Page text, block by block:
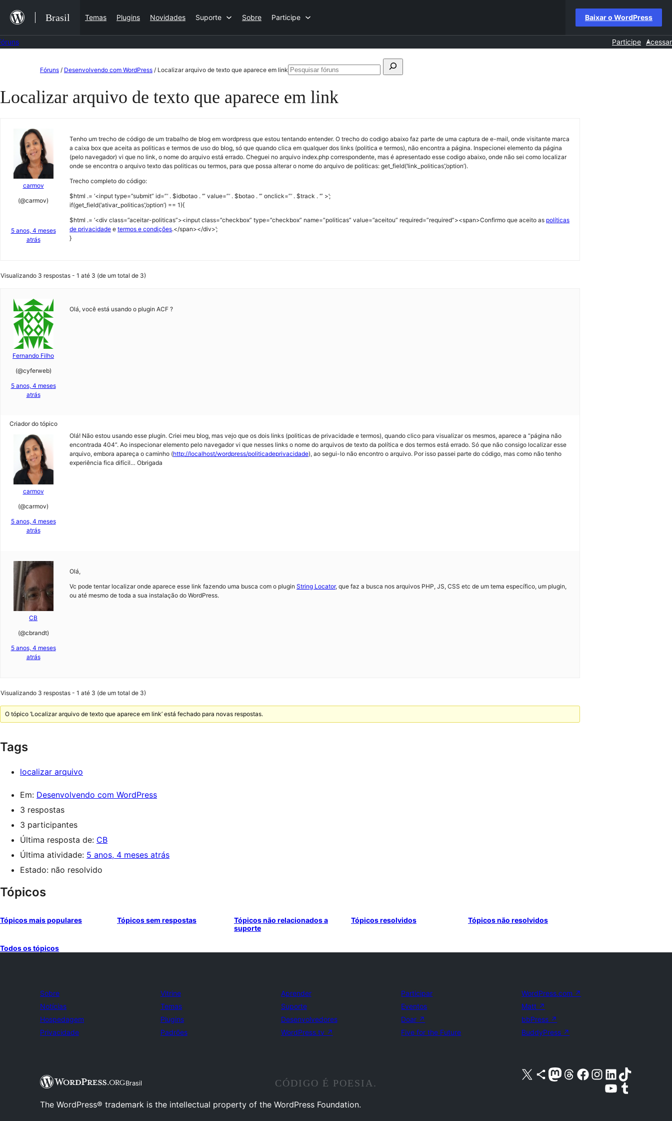
para
o
Brasil Temas Plugins Novidades Suporte Sobre Participe Baixar o WordPress
Participe Acessar
Fóruns / Desenvolvendo com WordPress / Localizar arquivo de texto que aparece em linkPesquisar
Pesquisar
Localizar arquivo de texto que aparece em link
carmov
(@carmov)
5 anos, 4 meses
atrás
Tenho um trecho de código de um trabalho de blog em wordpress que estou tentando entender. O trecho do codigo abaixo faz parte de uma captura de e-mail, onde visitante marca
a caixa box que aceita as politicas e termos de uso do blog, só que quando clica em qualquer dos links (politica e termos), não encontra a página. Inspecionei elemento da página
(pelo navegador) vi que no link, o nome do arquivo está errado. Cheguei no arquivo index.php correspondente, mas é apresentado esse codigo abaixo, onde não sei como localizar
onde se encontra o arquivo texto das politicas ou termos, para que possa alterar o nome do arquivo de politicas: get_field(‘link_politicas’,’option’).
Trecho completo do código:
$html .= ‘<input type=”submit” id=”‘ . $idbotao . ‘” value=”‘ . $botao . ‘” onclick=”‘ . $track . ‘” >’;
if(get_field(‘ativar_politicas’,’option’) == 1){
$html .= ‘<div class=”aceitar-politicas”><input class=”checkbox” type=”checkbox” name=”politicas” value=”aceitou” required=”required”><span>Confirmo que aceito as políticas
de privacidade e termos e condições.</span></div>’;
}
Visualizando 3 respostas - 1 até 3 (de um total de 3)
Fernando Filho
(@cyferweb)
5 anos, 4 meses
atrás
Olá, você está usando o plugin ACF ?
Criador do tópico
carmov
(@carmov)
5 anos, 4 meses
atrás
Olá! Não estou usando esse plugin. Criei meu blog, mas vejo que os dois links (politicas de privacidade e termos), quando clico para visualizar os mesmos, aparece a “página não
encontrada 404”. Ao inspecionar elemento pelo navegador vi que nesses links o nome do arquivos de texto da política e dos termos está errado. Só que não consigo localizar esse
arquivo, embora apareça o caminho (http://localhost/wordpress/politicadeprivacidade), ao segui-lo não encontro o arquivo. Por isso passei parte do código, mas como não tenho
experiência fica difícil… Obrigada
CB
(@cbrandt)
5 anos, 4 meses
atrás
Olá,
Vc pode tentar localizar onde aparece esse link fazendo uma busca com o plugin String Locator, que faz a busca nos arquivos PHP, JS, CSS etc de um tema específico, um plugin,
ou até mesmo de toda a sua instalação do WordPress.
Visualizando 3 respostas - 1 até 3 (de um total de 3)
O tópico ‘Localizar arquivo de texto que aparece em link’ está fechado para novas respostas.
Tags
localizar arquivo
Em: Desenvolvendo com WordPress
3 respostas
3 participantes
Última resposta de: CB
Última atividade: 5 anos, 4 meses atrás
Estado: não resolvido
Tópicos
Tópicos mais populares Tópicos sem respostas
Tópicos não relacionados a
suporte
Tópicos resolvidos Tópicos não resolvidos
Todos os tópicos
Sobre
Notícias
Hospedagem
Privacidade
Vitrine
Temas
Plugins
Padrões
Aprender
Suporte
Desenvolvedores
WordPress.tv ↗
Participar
Eventos
Doar ↗
Five for the Future
WordPress.com ↗
Matt ↗
bbPress ↗
BuddyPress ↗
Brasil
Acessar nossa conta do X (antigo Twitter)
Acessar nossa conta do Bluesky
Acessar nossa conta do Mastodon
Acessar nossa conta do Threads
Acessar nossa página do Facebook
Acessar nossa conta do Instagram
Acessar nossa conta do LinkedIn
Acessar nossa conta do TikTok
Acessar nosso canal do YouTube
Acessar nossa conta no Tumblr
CÓDIGO É POESIA.
The WordPress® trademark is the intellectual property of the WordPress Foundation.